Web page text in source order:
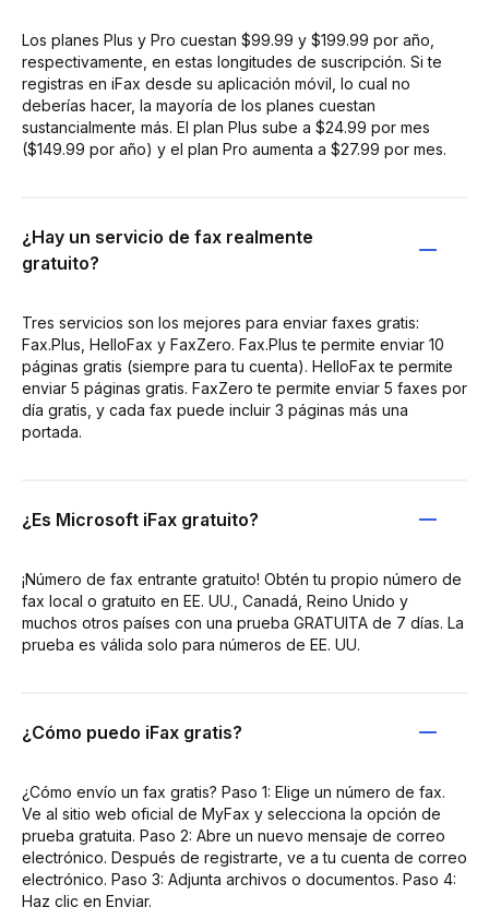
Los planes Plus y Pro cuestan $99.99 y $199.99 por año,
respectivamente, en estas longitudes de suscripción. Si te
registras en iFax desde su aplicación móvil, lo cual no
deberías hacer, la mayoría de los planes cuestan
sustancialmente más. El plan Plus sube a $24.99 por mes
($149.99 por año) y el plan Pro aumenta a $27.99 por mes.
¿Hay un servicio de fax realmente
gratuito?
Tres servicios son los mejores para enviar faxes gratis:
Fax.Plus, HelloFax y FaxZero. Fax.Plus te permite enviar 10
páginas gratis (siempre para tu cuenta). HelloFax te permite
enviar 5 páginas gratis. FaxZero te permite enviar 5 faxes por
día gratis, y cada fax puede incluir 3 páginas más una
portada.
¿Es Microsoft iFax gratuito?
¡Número de fax entrante gratuito! Obtén tu propio número de
fax local o gratuito en EE. UU., Canadá, Reino Unido y
muchos otros países con una prueba GRATUITA de 7 días. La
prueba es válida solo para números de EE. UU.
¿Cómo puedo iFax gratis?
¿Cómo envío un fax gratis? Paso 1: Elige un número de fax.
Ve al sitio web oficial de MyFax y selecciona la opción de
prueba gratuita. Paso 2: Abre un nuevo mensaje de correo
electrónico. Después de registrarte, ve a tu cuenta de correo
electrónico. Paso 3: Adjunta archivos o documentos. Paso 4:
Haz clic en Enviar.